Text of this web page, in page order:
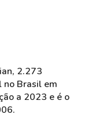
2.273
no Brasil em
a 2023 e é o